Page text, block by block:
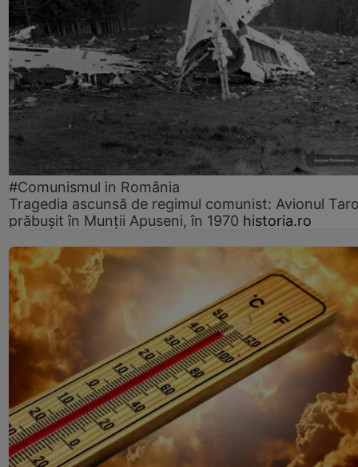
#Comunismul in România
Tragedia ascunsă de regimul comunist: Avionul
prăbușit în Munții Apuseni, în 1970 historia.ro